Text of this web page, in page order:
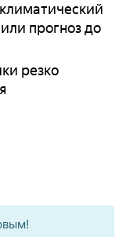
прогноз до
резко